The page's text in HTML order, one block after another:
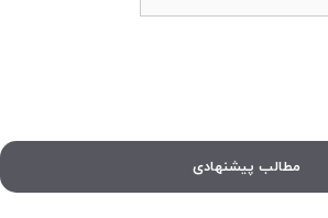
مطالب پیشنهادی